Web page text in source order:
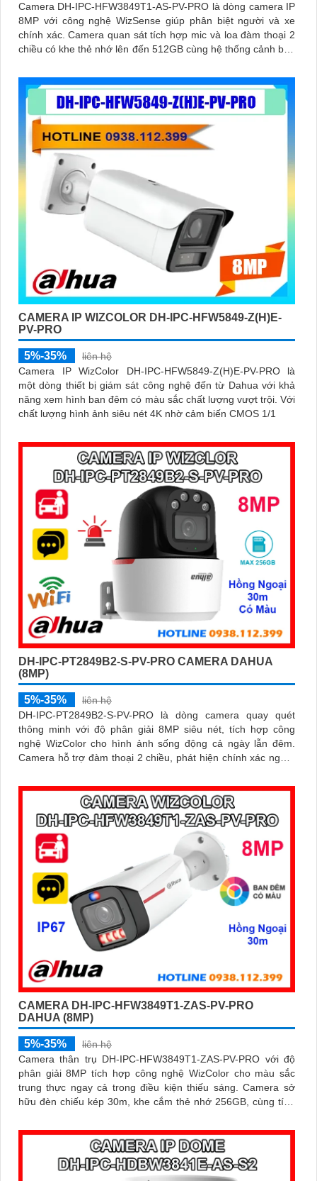
Camera DH-IPC-HFW3849T1-AS-PV-PRO là dòng camera IP
8MP với công nghệ WizSense giúp phân biệt người và xe
chính xác. Camera quan sát tích hợp mic và loa đàm thoại 2
chiều có khe thẻ nhớ lên đến 512GB cùng hệ thống cảnh báo
CAMERA IP WIZCOLOR DH-IPC-HFW5849-Z(H)E-
PV-PRO
5%-35%
liên hệ
Camera IP WizColor DH-IPC-HFW5849-Z(H)E-PV-PRO là
một dòng thiết bị giám sát công nghệ đến từ Dahua với khả
năng xem hình ban đêm có màu sắc chất lượng vượt trội. Với
chất lượng hình ảnh siêu nét 4K nhờ cảm biến CMOS 1/1
DH-IPC-PT2849B2-S-PV-PRO CAMERA DAHUA
(8MP)
5%-35%
liên hệ
DH-IPC-PT2849B2-S-PV-PRO là dòng camera quay quét
thông minh với độ phân giải 8MP siêu nét, tích hợp công
nghệ WizColor cho hình ảnh sống động cả ngày lẫn đêm.
Camera hỗ trợ đàm thoại 2 chiều, phát hiện chính xác người
CAMERA DH-IPC-HFW3849T1-ZAS-PV-PRO
DAHUA (8MP)
5%-35%
liên hệ
Camera thân trụ DH-IPC-HFW3849T1-ZAS-PV-PRO với độ
phân giải 8MP tích hợp công nghệ WizColor cho màu sắc
trung thực ngay cả trong điều kiện thiếu sáng. Camera sở
hữu đèn chiếu kép 30m, khe cắm thẻ nhớ 256GB, cùng tính
sát hiệu quả và phản ứng kịp thời